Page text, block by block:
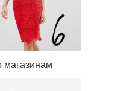
магазинам